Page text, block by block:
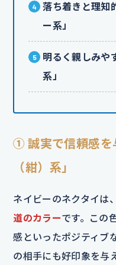
落ち着きと理知
ー系」
明るく親しみや
系」
① 誠実で信頼感を
（紺）系」
ネイビーのネクタイは、
道のカラーです。この
感といったポジティブ
の相手にも好印象を与